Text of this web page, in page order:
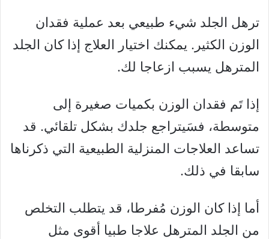
ترهل الجلد شيء طبيعي بعد عملية فقدان
الوزن الكثير. يمكنك اختيار العلاج إذا كان الجلد
المترهل يسبب ازعاجا لك.
إذا تَم فقدان الوزن بكميات صغيرة إلى
متوسطة، فسَيتراجع جلدك بشكل تلقائي. قد
تساعد العلاجات المنزلية الطبيعية التي ذكرناها
سابقا في ذلك.
أما إذا كان الوزن مُفرطا، قد يتطلب التخلص
من الجلد المترهل علاجا طبيا أقوى مثل